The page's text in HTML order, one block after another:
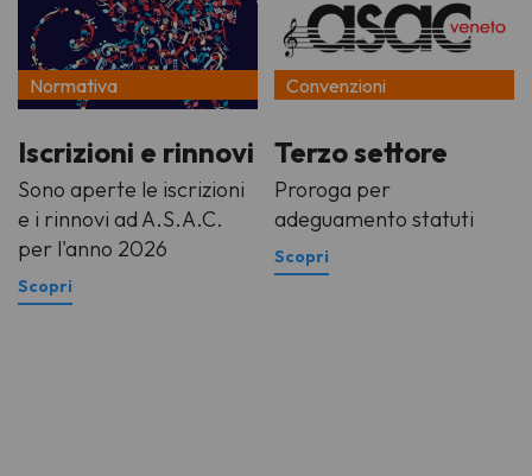
Iscrizioni e rinnovi
Sono aperte le iscrizioni
e i rinnovi ad A.S.A.C.
per l'anno 2026
Normativa
Terzo settore
Proroga per
adeguamento statuti
Convenzioni